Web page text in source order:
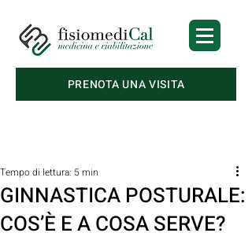
PRENOTA UNA VISITA
GINNASTICA POSTURALE:
COS’È E A COSA SERVE?
Tempo di lettura: 5 min